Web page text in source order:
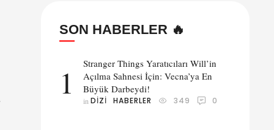
SON HABERLER 🔥
1
Stranger Things Yaratıcıları Will’in
Açılma Sahnesi İçin: Vecna’ya En
Büyük Darbeydi!
in DIZI HABERLER 349 0